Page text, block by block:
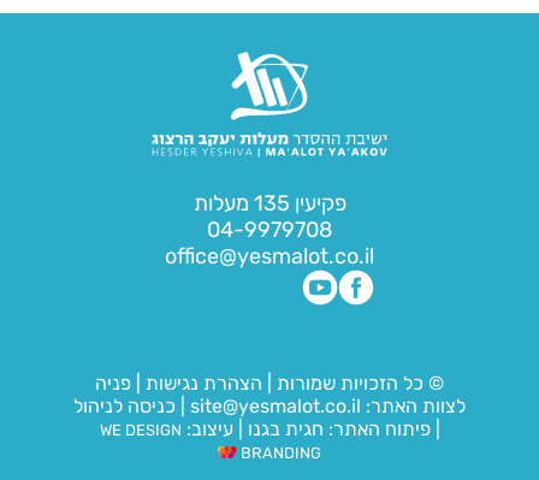
פקיעין 135 מעלות
04-9979708
office@yesmalot.co.il
© כל הזכויות שמורות הצהרת נגישות
פניה
לצוות האתר: site@yesmalot.co.il
כניסה לניהול
|פיתוח האתר: חגית בגנו עיצוב: WE DESIGN
BRANDING